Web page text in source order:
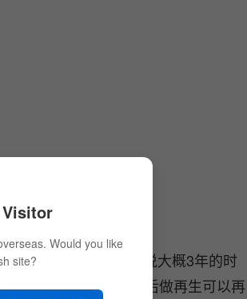
为24000h，也就是说大概3年的时
到三年。有的在三年后做再生可以再
Would you like
site?